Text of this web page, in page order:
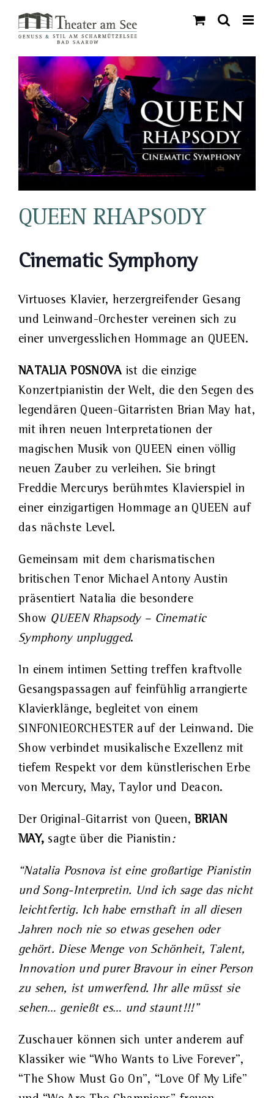
QUEEN RHAPSODY
Cinematic Symphony
Virtuoses Klavier, herzergreifender Gesang
und Leinwand-Orchester vereinen sich zu
einer unvergesslichen Hommage an QUEEN.
NATALIA POSNOVA ist die einzige
Konzertpianistin der Welt, die den Segen des
legendären Queen-Gitarristen Brian May hat,
mit ihren neuen Interpretationen der
magischen Musik von QUEEN einen völlig
neuen Zauber zu verleihen. Sie bringt
Freddie Mercurys berühmtes Klavierspiel in
einer einzigartigen Hommage an QUEEN auf
das nächste Level.
Gemeinsam mit dem charismatischen
britischen Tenor Michael Antony Austin
präsentiert Natalia die besondere
Show QUEEN Rhapsody – Cinematic
Symphony unplugged.
In einem intimen Setting treffen kraftvolle
Gesangspassagen auf feinfühlig arrangierte
Klavierklänge, begleitet von einem
SINFONIEORCHESTER auf der Leinwand. Die
Show verbindet musikalische Exzellenz mit
tiefem Respekt vor dem künstlerischen Erbe
von Mercury, May, Taylor und Deacon.
Der Original-Gitarrist von Queen, BRIAN
MAY, sagte über die Pianistin :
“Natalia Posnova ist eine großartige Pianistin
und Song-Interpretin. Und ich sage das nicht
leichtfertig. Ich habe ernsthaft in all diesen
Jahren noch nie so etwas gesehen oder
gehört. Diese Menge von Schönheit, Talent,
Innovation und purer Bravour in einer Person
zu sehen, ist umwerfend. Ihr alle müsst sie
sehen… genießt es… und staunt!!!”
Zuschauer können sich unter anderem auf
Klassiker wie “Who Wants to Live Forever”,
“The Show Must Go On”, “Love Of My Life”